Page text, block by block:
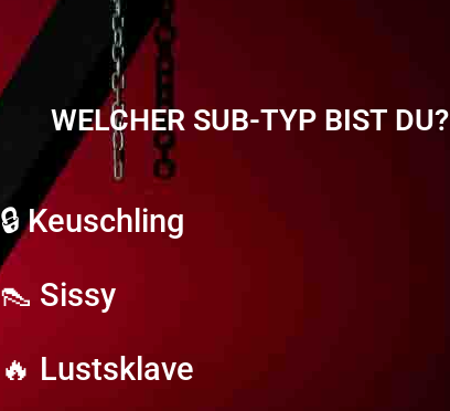
WELCHER SUB-TYP BIST DU?
🔒 Keuschling
👠 Sissy
🔥 Lustsklave